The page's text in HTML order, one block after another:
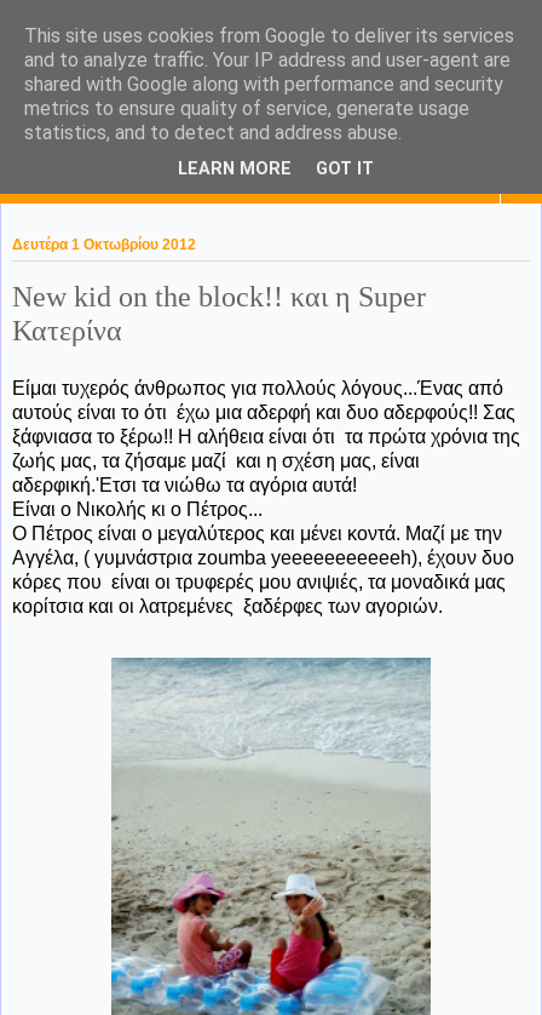
KaPa. Me without you...tea
without a biscuit!
Δευτέρα 1 Οκτωβρίου 2012
New kid on the block!! και η Super
Κατερίνα
Είμαι τυχερός άνθρωπος για πολλούς λόγους...Ένας από
αυτούς είναι το ότι έχω μια αδερφή και δυο αδερφούς!! Σας
ξάφνιασα το ξέρω!! Η αλήθεια είναι ότι τα πρώτα χρόνια της
ζωής μας, τα ζήσαμε μαζί και η σχέση μας, είναι
αδερφική.'Eτσι τα νιώθω τα αγόρια αυτά!
Είναι ο Νικολής κι ο Πέτρος...
Ο Πέτρος είναι ο μεγαλύτερος και μένει κοντά. Μαζί με την
Αγγέλα, ( γυμνάστρια zoumba yeeeeeeeeeeeh), έχουν δυο
κόρες που είναι οι τρυφερές μου ανιψιές, τα μοναδικά μας
κορίτσια και οι λατρεμένες ξαδέρφες των αγοριών.
This site uses cookies from Google to deliver its services
and to analyze traffic. Your IP address and user-agent are
shared with Google along with performance and security
metrics to ensure quality of service, generate usage
statistics, and to detect and address abuse.
LEARN MORE GOT IT